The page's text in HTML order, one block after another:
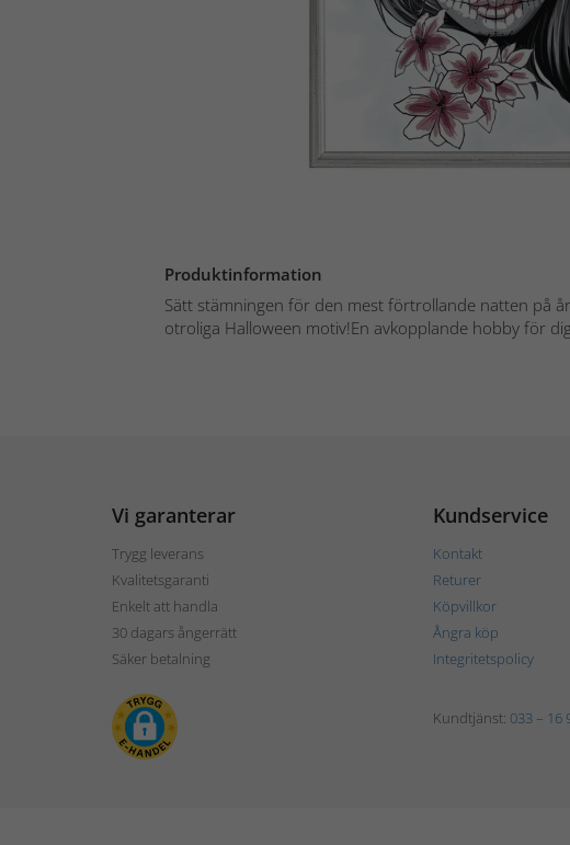
Produktinformation
Sätt stämningen för den mest förtrollande natten på
otroliga Halloween motiv!En avkopplande hobby för dig
Vi garanterar
Trygg leverans
Kvalitetsgaranti
Enkelt att handla
30 dagars ångerrätt
Säker betalning
Kundservice
Kontakt
Returer
Köpvillkor
Ångra köp
Integritetspolicy
Kundtjänst: 033 – 16